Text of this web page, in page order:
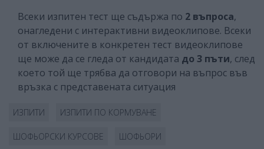
Всеки изпитен тест ще съдържа по 2 въпроса,
онагледени с интерактивни видеоклипове. Всеки
от включените в конкретен тест видеоклипове
ще може да се гледа от кандидата до 3 пъти, след
което той ще трябва да отговори на въпрос във
връзка с представената ситуация
ИЗПИТИ ИЗПИТИ ПО КОРМУВАНЕ
ШОФЬОРСКИ КУРСОВЕ ШОФЬОРИ